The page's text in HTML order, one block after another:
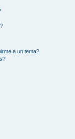
a un tema?